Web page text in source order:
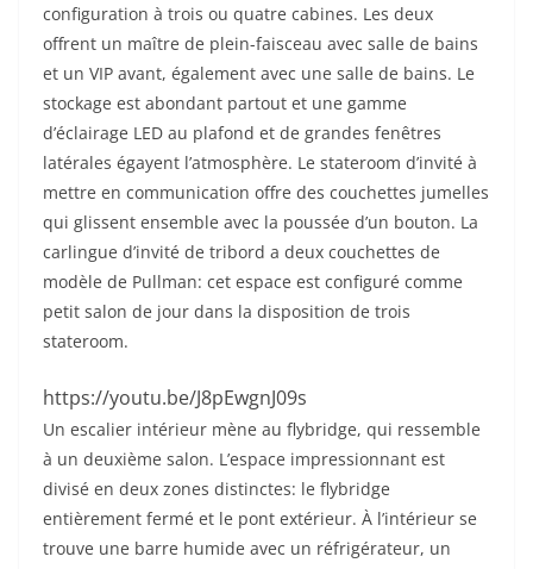
configuration à trois ou quatre cabines. Les deux
offrent un maître de plein-faisceau avec salle de bains
et un VIP avant, également avec une salle de bains. Le
stockage est abondant partout et une gamme
d’éclairage LED au plafond et de grandes fenêtres
latérales égayent l’atmosphère. Le stateroom d’invité à
mettre en communication offre des couchettes jumelles
qui glissent ensemble avec la poussée d’un bouton. La
carlingue d’invité de tribord a deux couchettes de
modèle de Pullman: cet espace est configuré comme
petit salon de jour dans la disposition de trois
stateroom.
https://youtu.be/J8pEwgnJ09s
Un escalier intérieur mène au flybridge, qui ressemble
à un deuxième salon. L’espace impressionnant est
divisé en deux zones distinctes: le flybridge
entièrement fermé et le pont extérieur. À l’intérieur se
trouve une barre humide avec un réfrigérateur, un